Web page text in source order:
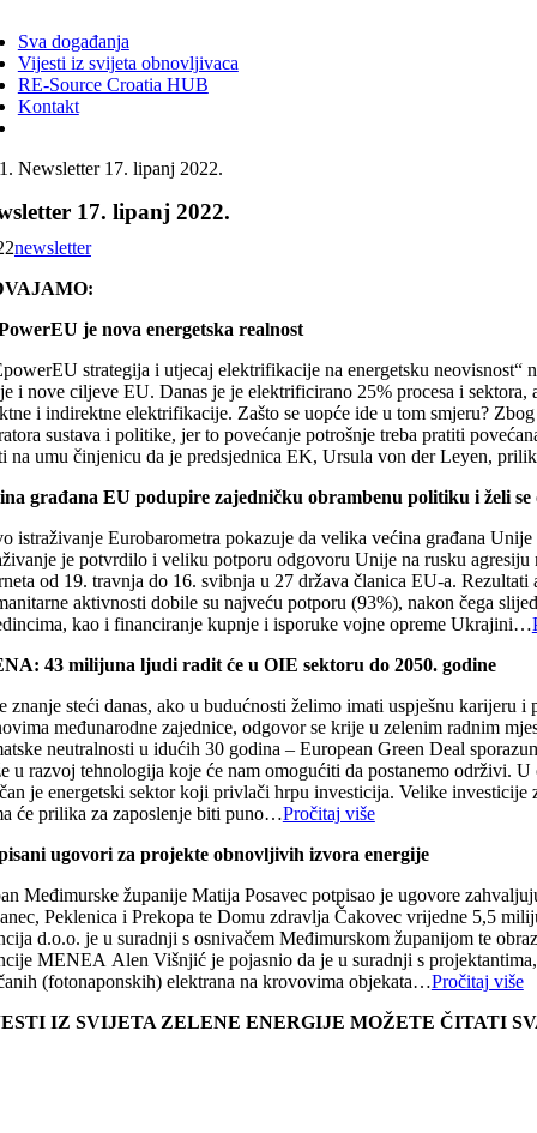
Sva događanja
Vijesti iz svijeta obnovljivaca
RE-Source Croatia HUB
Kontakt
Newsletter 17. lipanj 2022.
17. lipanj 2022.
newsletter
je nova energetska realnost
strategija i utjecaj elektrifikacije na energetsku
i nove ciljeve EU. Danas je je elektrificirano 25% procesa i
i indirektne elektrifikacije. Zašto se uopće ide u tom smjeru?
sustava i politike, jer to povećanje potrošnje treba pratiti
na umu činjenicu da je predsjednica EK, Ursula von der Leyen,
građana EU podupire zajedničku obrambenu politiku i želi
istraživanje Eurobarometra pokazuje da velika većina građana
je potvrdilo i veliku potporu odgovoru Unije na rusku
od 19. travnja do 16. svibnja u 27 država članica EU-a.
aktivnosti dobile su najveću potporu (93%), nakon čega
kao i financiranje kupnje i isporuke vojne opreme Ukrajini…
43 milijuna ljudi radit će u OIE sektoru do 2050. godine
znanje steći danas, ako u budućnosti želimo imati uspješnu karijeru
međunarodne zajednice, odgovor se krije u zelenim radnim
neutralnosti u idućih 30 godina – European Green Deal
u razvoj tehnologija koje će nam omogućiti da postanemo održivi.
je energetski sektor koji privlači hrpu investicija. Velike investicije
će prilika za zaposlenje biti puno…Pročitaj više
ugovori za projekte obnovljivih izvora energije
Međimurske županije Matija Posavec potpisao je ugovore
Peklenica i Prekopa te Domu zdravlja Čakovec vrijedne 5,5
d.o.o. je u suradnji s osnivačem Međimurskom županijom te
MENEA Alen Višnjić je pojasnio da je u suradnji s
(fotonaponskih) elektrana na krovovima objekata…Pročitaj više
IZ SVIJETA ZELENE ENERGIJE MOŽETE ČITATI